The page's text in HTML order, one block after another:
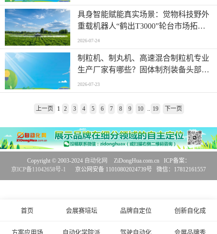
理系统开发，软件管理系统开发公司优
选！
具身智能赋能真实场景：觉物科技野外
重载机器人“鹤出T3000”轮台市场拓展
取得重大突破
2026-07-24
制粒机、制丸机、高速混合制粒机专业
生产厂家有哪些？固体制剂装备头部企
业梳理
2026-07-23
上一页 1 2 3 4 5 6 7 8 9 10 19 下一页
首页 会展赛培坛 品牌自定位 创新自化成
方案应用场 自动化学院派 驾驶自动化 会展品牌秀
Copyright © 2003-2024 自动化网
ZiDongHua.com.cn ICP备案：
京ICP备11042658号-1
京公网安备 11010802024739号 微信：17812161557